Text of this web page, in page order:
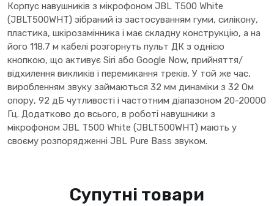
Корпус навушників з мікрофоном JBL T500 White
(JBLT500WHT) зібраний із застосуванням гуми, силікону,
пластика, шкірозамінника і має складну конструкцію, а на
його 118.7 м кабелі розгорнуть пульт ДК з однією
кнопкою, що активує Siri або Google Now, прийняття/
відхилення викликів і перемикання треків. У той же час,
виробленням звуку займаються 32 мм динаміки з 32 Ом
опору, 92 дБ чутливості і частотним діапазоном 20-20000
Гц. Додатково до всього, в роботі навушники з
мікрофоном JBL T500 White (JBLT500WHT) мають у
своєму розпорядженні JBL Pure Bass звуком.
Супутні товари